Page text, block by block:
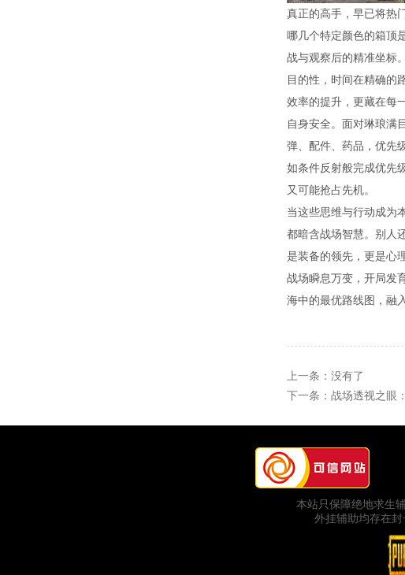
真正的高手，早已将热
哪几个特定颜色的箱顶
战与观察后的精准坐标
目的性，时间在精确的
效率的提升，更藏在每
自身安全。面对琳琅满
弹、配件、药品，优先
如条件反射般完成优先
又可能抢占先机。
当这些思维与行动成为
都暗含战场智慧。别人
是装备的领先，更是心
战场瞬息万变，开局发
海中的最优路线图，融
上一条：没有了
下一条： 战场透视之眼
本站只保障绝地求生
外挂辅助均存在